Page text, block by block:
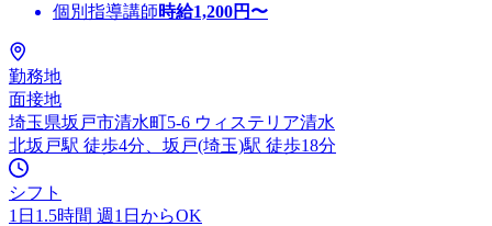
個別指導講師時給1,200円〜
勤務地
面接地
埼玉県坂戸市清水町5-6 ウィステリア清水
北坂戸駅 徒歩4分、坂戸(埼玉)駅 徒歩18分
シフト
1日1.5時間 週1日からOK